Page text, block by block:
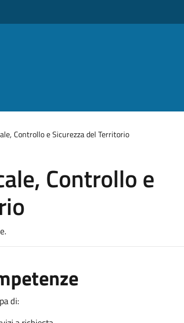
Controllo e Sicurezza del Territorio
Controllo e
di: